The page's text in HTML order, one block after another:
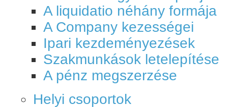
A liquidatio néhány formája
A Company kezességei
Ipari kezdeményezések
Szakmunkások letelepítése
A pénz megszerzése
Helyi csoportok